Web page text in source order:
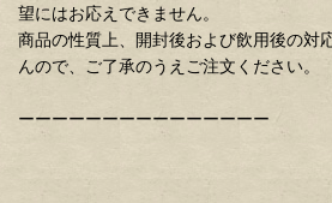
望にはお応えできません。
商品の性質上、開封後および飲用後の対
んので、ご了承のうえご注文ください。
ーーーーーーーーーーーーーーー